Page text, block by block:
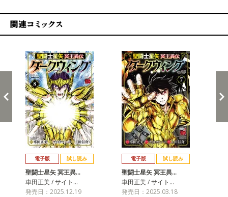
電子版 試し読み
聖闘士星矢 冥王異…
車田正美 / サイト…
発売日：2025.12.19
電子版 試し読み
聖闘士星矢 冥王異…
車田正美 / サイト…
発売日：2025.03.18